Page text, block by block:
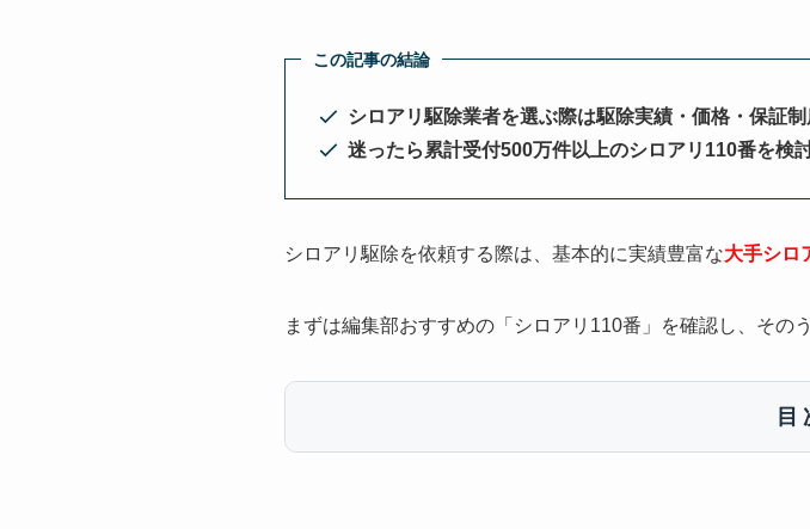
この記事の結論
シロアリ駆除業者を選ぶ際は駆除実績・価格・保証
迷ったら累計受付500万件以上のシロアリ110番を検
シロアリ駆除を依頼する際は、基本的に実績豊富な大手シロ
まずは編集部おすすめの「シロアリ110番」を確認し、その
目